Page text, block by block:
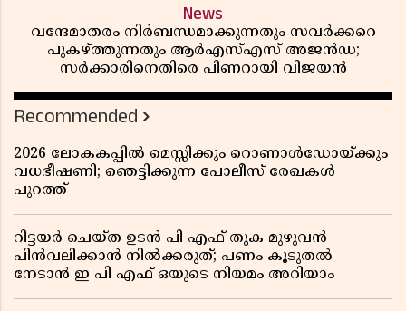
News
വന്ദേമാതരം നിർബന്ധമാക്കുന്നതും സവർക്കറെ
പുകഴ്ത്തുന്നതും ആർഎസ്എസ് അജൻഡ;
സർക്കാരിനെതിരെ പിണറായി വിജയൻ
Recommended
2026 ലോകകപ്പിൽ മെസ്സിക്കും റൊണാൾഡോയ്ക്കും
വധഭീഷണി; ഞെട്ടിക്കുന്ന പോലീസ് രേഖകൾ
പുറത്ത്
റിട്ടയർ ചെയ്ത ഉടൻ പി എഫ് തുക മുഴുവൻ
പിൻവലിക്കാൻ നിൽക്കരുത്; പണം കൂടുതൽ
നേടാൻ ഇ പി എഫ് ഒയുടെ നിയമം അറിയാം